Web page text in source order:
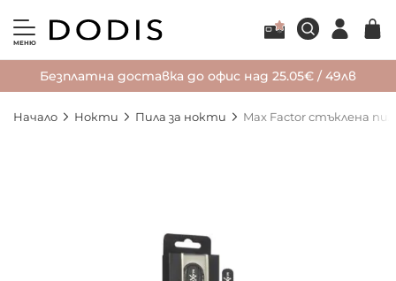
МЕНЮ
Безплатна доставка до офис над 25.05€ / 49лв
Начало Нокти Пила за нокти Max Factor стъклена